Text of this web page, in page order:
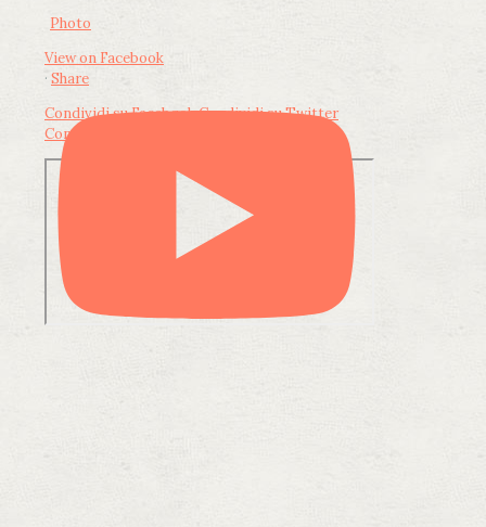
Photo
View on Facebook
· Share
Condividi su FacebookCondividi su Twitter
Condividi su LinkedIn